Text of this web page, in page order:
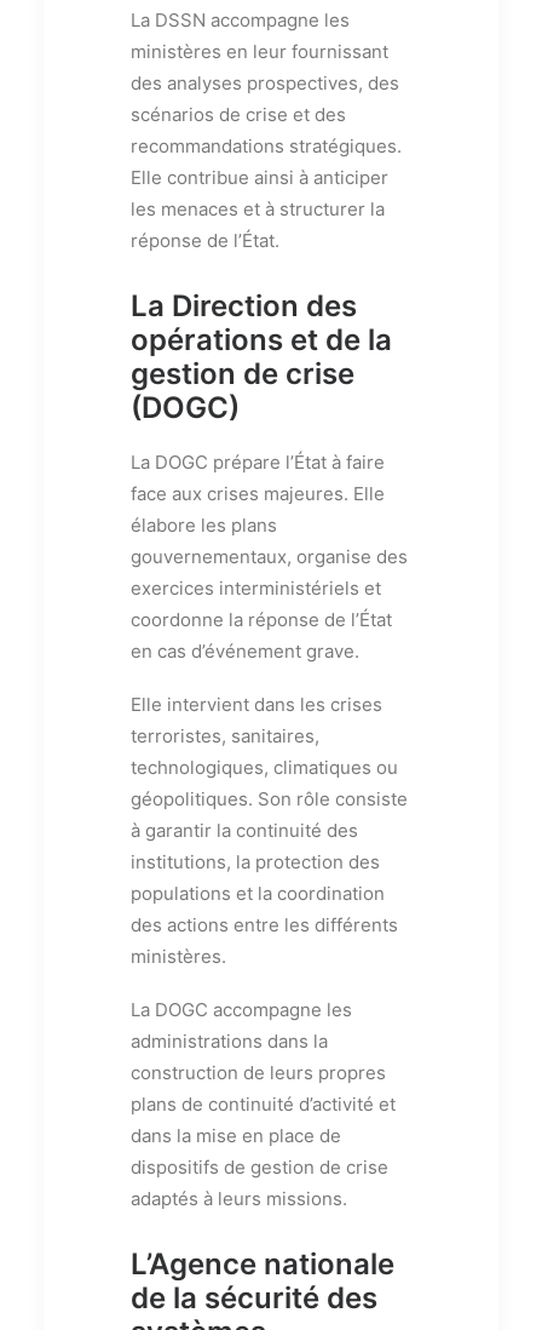
La DSSN accompagne les
ministères en leur fournissant
des analyses prospectives, des
scénarios de crise et des
recommandations stratégiques.
Elle contribue ainsi à anticiper
les menaces et à structurer la
réponse de l’État.
La Direction des
opérations et de la
gestion de crise
(DOGC)
La DOGC prépare l’État à faire
face aux crises majeures. Elle
élabore les plans
gouvernementaux, organise des
exercices interministériels et
coordonne la réponse de l’État
en cas d’événement grave.
Elle intervient dans les crises
terroristes, sanitaires,
technologiques, climatiques ou
géopolitiques. Son rôle consiste
à garantir la continuité des
institutions, la protection des
populations et la coordination
des actions entre les différents
ministères.
La DOGC accompagne les
administrations dans la
construction de leurs propres
plans de continuité d’activité et
dans la mise en place de
dispositifs de gestion de crise
adaptés à leurs missions.
L’Agence nationale
de la sécurité des